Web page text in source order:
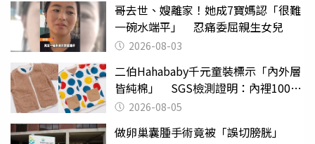
哥去世、嫂離家！她成7寶媽認「很難
一碗水端平」 忍痛委屈親生女兒
2026-08-03
二伯Hahababy千元童裝標示「內外層
皆純棉」 SGS檢測證明：內裡100%
聚酯纖維
2026-08-05
做卵巢囊腫手術竟被「誤切膀胱」